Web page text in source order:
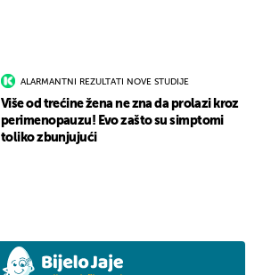
ALARMANTNI REZULTATI NOVE STUDIJE
Više od trećine žena ne zna da prolazi kroz
perimenopauzu! Evo zašto su simptomi
toliko zbunjujući